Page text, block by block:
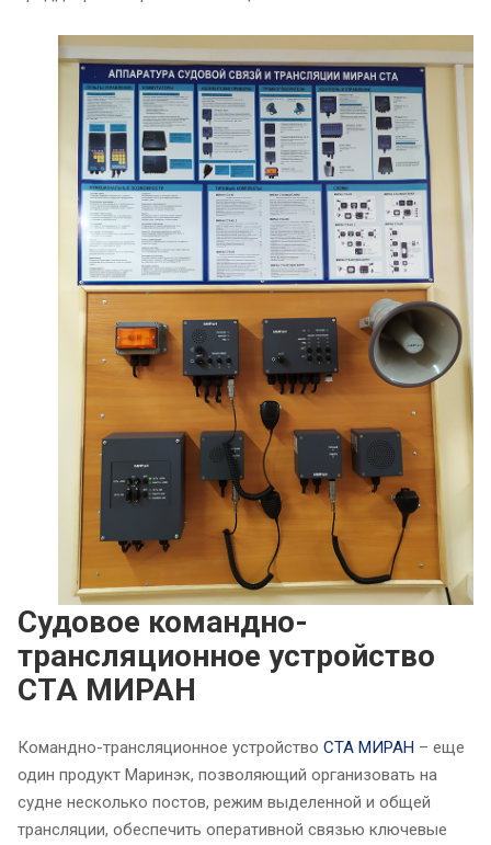
Судовое командно-
трансляционное устройство
СТА МИРАН
Командно-трансляционное устройство СТА МИРАН – еще
один продукт Маринэк, позволяющий организовать на
судне несколько постов, режим выделенной и общей
трансляции, обеспечить оперативной связью ключевые